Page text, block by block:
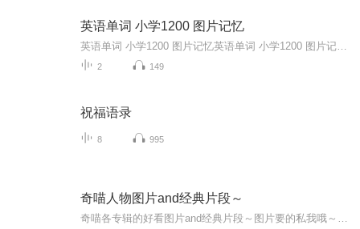
英语单词 小学1200 图片记忆
2 149
祝福语录
8 995
奇喵人物图片and经典片段～